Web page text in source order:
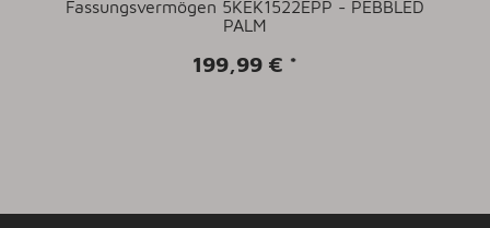
Fassungsvermögen 5KEK1522EPP - PEBBLED
PALM
199,99 € *